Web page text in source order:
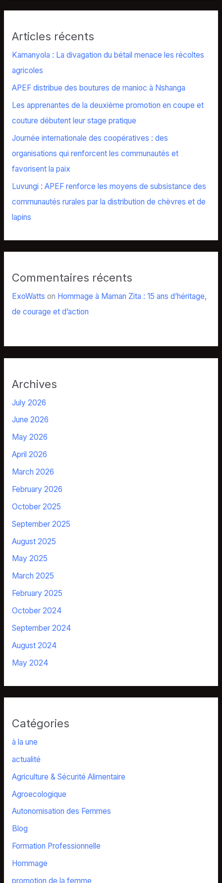
Articles récents
Kamanyola : La divagation du bétail menace les récoltes
agricoles
APEF distribue des boutures de manioc à Nshanga
Les apprenantes de la deuxième promotion en coupe et
couture débutent leur stage pratique
Journée internationale des coopératives : des
organisations qui renforcent les communautés et
favorisent la paix
Luvungi : APEF renforce les moyens de subsistance des
communautés rurales par la distribution de chèvres et de
lapins
Commentaires récents
ExoWatts on Hommage à Maman Zita : 15 ans d’héritage,
de courage et d’action
Archives
July 2026
June 2026
May 2026
April 2026
March 2026
February 2026
October 2025
September 2025
August 2025
May 2025
March 2025
February 2025
October 2024
September 2024
August 2024
May 2024
Catégories
à la une
actualité
Agriculture & Sécurité Alimentaire
Agroecologique
Autonomisation des Femmes
Blog
Formation Professionnelle
Hommage
promotion de la femme